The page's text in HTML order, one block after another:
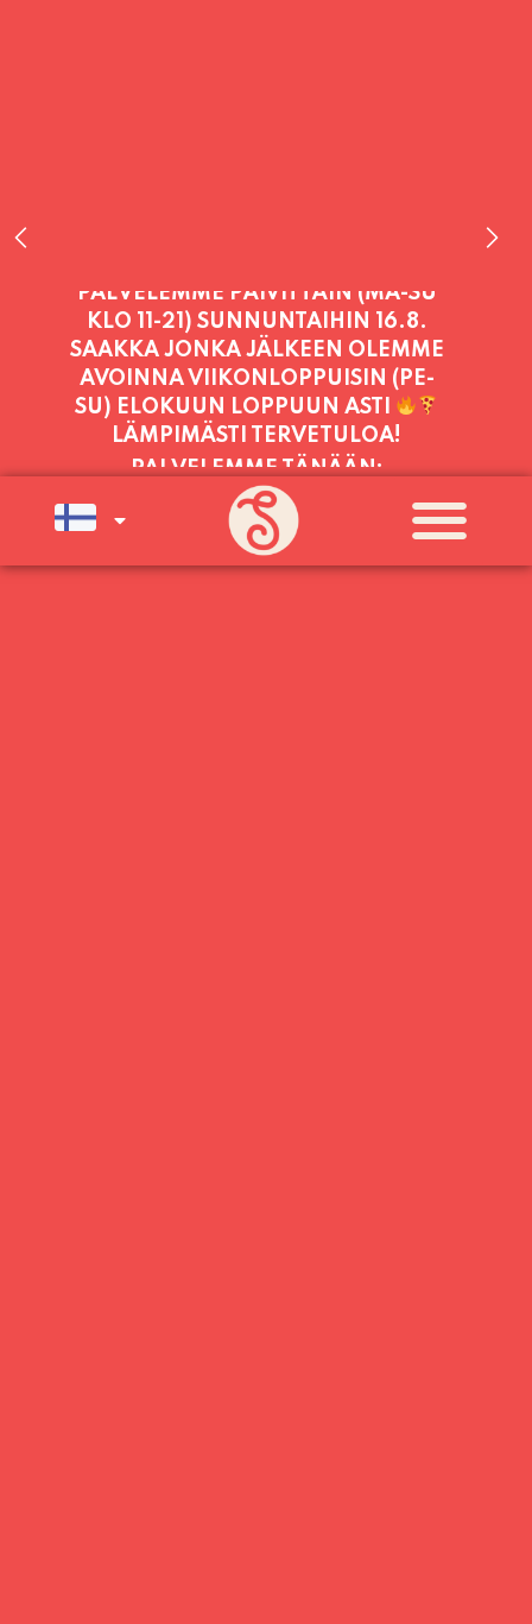
PALVELEMME TÄNÄÄN:
PERJANTAI11:00 - 21:00
PALVELEMME PÄIVITTÄIN (MA-SU
KLO 11-21) SUNNUNTAIHIN 16.8.
SAAKKA JONKA JÄLKEEN OLEMME
AVOINNA VIIKONLOPPUISIN (PE-
SU) ELOKUUN LOPPUUN ASTI
LÄMPIMÄSTI TERVETULOA!